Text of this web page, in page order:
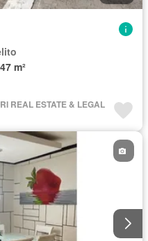
m²
REAL ESTATE & LEGAL